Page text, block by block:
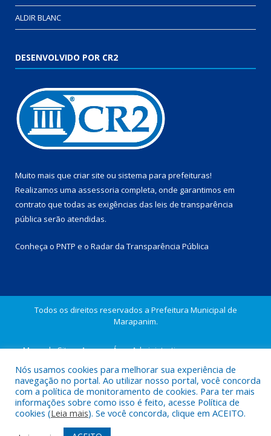
ALDIR BLANC
DESENVOLVIDO POR CR2
Muito mais que criar site ou sistema para prefeituras!
Realizamos uma assessoria completa, onde garantimos em
contrato que todas as exigências das leis de transparência
pública serão atendidas.
Conheça o PNTP e o Radar da Transparência Pública
Todos os direitos reservados a Prefeitura Municipal de
Marapanim.
Mapa do Site
Acessar Área Administrativa
Nós usamos cookies para melhorar sua experiência de
navegação no portal. Ao utilizar nosso portal, você concorda
com a política de monitoramento de cookies. Para ter mais
informações sobre como isso é feito, acesse Política de
cookies (Leia mais). Se você concorda, clique em ACEITO.